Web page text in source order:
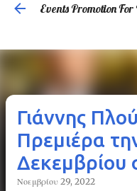
Events Promotion For
Γιάννης
Πρεμιέρα
Δεκεμβρίου
Νοεμβρίου 29, 2022